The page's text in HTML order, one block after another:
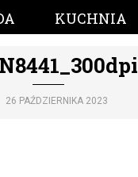
KUCHNIA
26 PAŹDZIERNIKA 2023